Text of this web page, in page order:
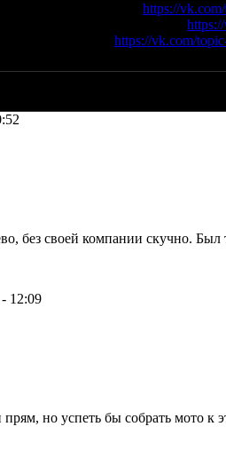
https://
https://vk.com/
без своей компании скучно.
12:09
но успеть бы собрать мото к